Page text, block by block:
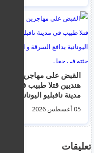
القبض على مهاجرين
هنديين قتلا طبيب في
مدينة نافبليو اليونانية
بدافع السرقة و اخفيا
حثته في حقل
05 أغسطس 2026
تعليقات